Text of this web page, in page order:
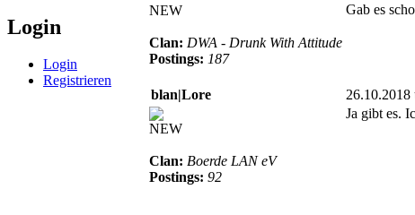
Login
Login
Registrieren
NEW
Clan: DWA - Drunk With Attitude
Postings: 187
Gab es
blan|Lore 26.10.2018
NEW
Clan: Boerde LAN eV
Postings: 92
Ja gibt es.